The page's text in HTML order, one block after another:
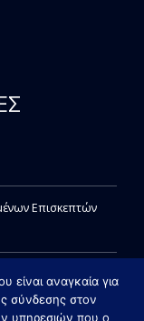
Επισκεπτών
είναι αναγκαία για
σύνδεσης στον
υπηρεσιών που ο